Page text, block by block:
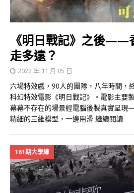
《明日戰記》之後——
走多遠？
2022 年 11 月 05 日
六場特效戲，90人的團隊，八年時間，
科幻特效電影《明日戰記》。電影主要
幕幕不存在的場景經電腦後製真實呈
精細的三維模型，一邊用滑 繼續閱讀
161期大學線